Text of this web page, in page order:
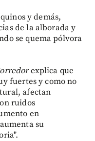
y demás,
de la alborada y
se quema pólvora
explica que
fuertes y como no
afectan
ruidos
en
su